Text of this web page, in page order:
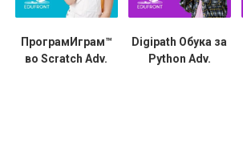
ПрограмИграм™
во Scratch Adv.
Digipath Обука за
Python Adv.